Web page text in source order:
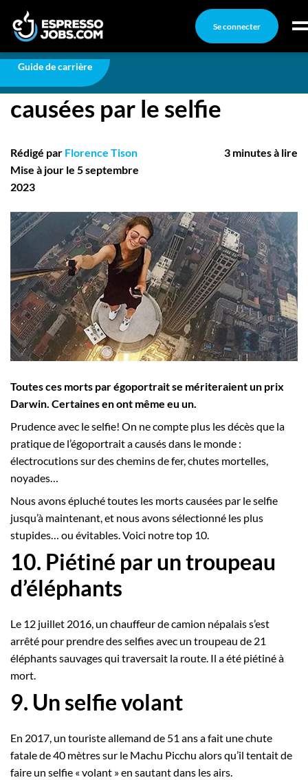
Se connecter
Connexion
Créez un compte
Recherchez un emploi
Compagnies
Ma boîte à outils
Conseils carrière
Nos chroniques
Inscrivez-vous à l'infolettre
Employeurs
Publiez une offre d'emploi
Guide de carrière
Actualités Top 10 des morts stupides causées par le selfie
Top 10 des morts stupides
causées par le selfie
Rédigé par Florence Tison
Mise à jour le 5 septembre
2023
3 minutes à lire
Toutes ces morts par égoportrait se mériteraient un prix
Darwin. Certaines en ont même eu un.
Prudence avec le selfie! On ne compte plus les décès que la
pratique de l’égoportrait a causés dans le monde :
électrocutions sur des chemins de fer, chutes mortelles,
noyades…
Nous avons épluché toutes les morts causées par le selfie
jusqu’à maintenant, et nous avons sélectionné les plus
stupides… ou évitables. Voici notre top 10.
10. Piétiné par un troupeau
d’éléphants
Le 12 juillet 2016, un chauffeur de camion népalais s’est
arrêté pour prendre des selfies avec un troupeau de 21
éléphants sauvages qui traversait la route. Il a été piétiné à
mort.
9. Un selfie volant
En 2017, un touriste allemand de 51 ans a fait une chute
fatale de 40 mètres sur le Machu Picchu alors qu’il tentait de
faire un selfie « volant » en sautant dans les airs.